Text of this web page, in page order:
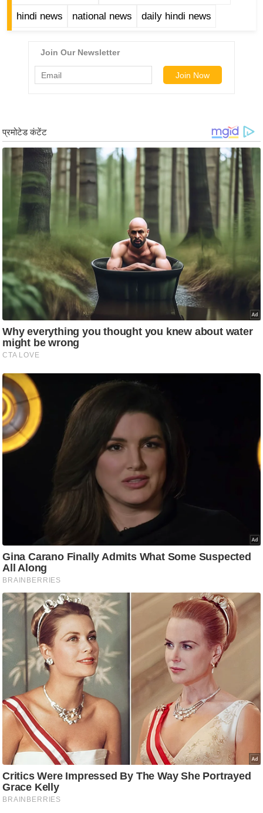
व
नो
रं
ज
ज
ग
बॉ
ली
वु
ड
हॉ
ली
वु
ड
ल्म
स
मी
क्षा
B
g
N
e
w
फ
स्टा
इ
ल
टे
क्नॉ
लॉ
जी
ब्यू
hindi news national news daily hindi news